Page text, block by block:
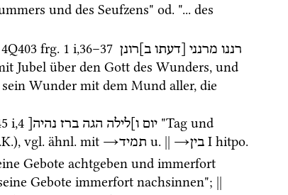
und des Seufzens" od. "... des
4Q403 frg. 1 i,36–37 רננו מרנני [דעתו ב]רונן
Jubel über den Gott des Wunders, und
Wunder mit dem Mund aller, die
i,4 יום ו]לילה הגה ברז נהיה[
"Tag und
), vgl. ähnl. mit →תמיד u. || →בין ‎ I hitpo.
Gebote achtgeben und immerfort
Gebote immerfort nachsinnen"; ||